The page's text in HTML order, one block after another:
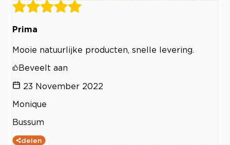
Prima
Mooie natuurlijke producten, snelle levering.
Beveelt aan
23 November 2022
Monique
Bussum
delen